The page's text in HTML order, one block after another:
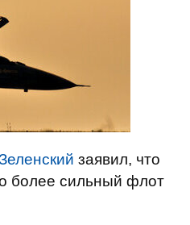
заявил, что
более сильный флот